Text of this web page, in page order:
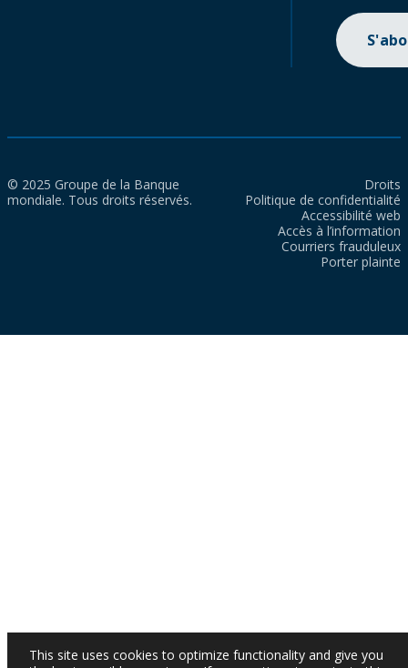
© 2025 Groupe de la Banque
mondiale. Tous droits réservés.
Droits
Politique de confidentialité
Accessibilité web
Accès à l’information
Courriers frauduleux
Porter plainte
This site uses cookies to optimize functionality and give you